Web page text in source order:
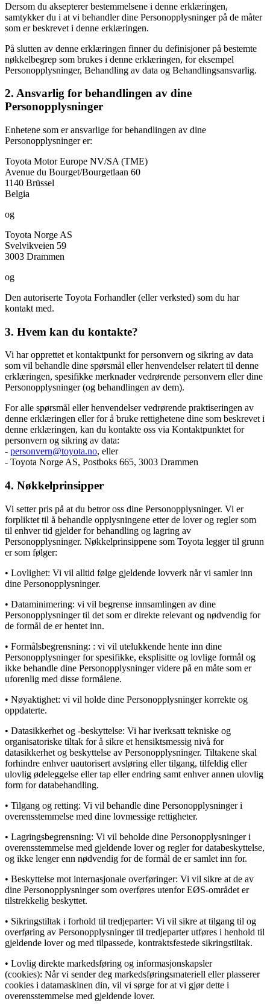
Dersom du aksepterer bestemmelsene i denne erklæringen,
samtykker du i at vi behandler dine Personopplysninger på de måter
som er beskrevet i denne erklæringen.
På slutten av denne erklæringen finner du definisjoner på bestemte
nøkkelbegrep som brukes i denne erklæringen, for eksempel
Personopplysninger, Behandling av data og Behandlingsansvarlig.
2. Ansvarlig for behandlingen av dine
Personopplysninger
Enhetene som er ansvarlige for behandlingen av dine
Personopplysninger er:
Toyota Motor Europe NV/SA (TME)
Avenue du Bourget/Bourgetlaan 60
1140 Brüssel
Belgia
og
Toyota Norge AS
Svelvikveien 59
3003 Drammen
og
Den autoriserte Toyota Forhandler (eller verksted) som du har
kontakt med.
3. Hvem kan du kontakte?
Vi har opprettet et kontaktpunkt for personvern og sikring av data
som vil behandle dine spørsmål eller henvendelser relatert til denne
erklæringen, spesifikke merknader vedrørende personvern eller dine
Personopplysninger (og behandlingen av dem).
For alle spørsmål eller henvendelser vedrørende praktiseringen av
denne erklæringen eller for å bruke rettighetene dine som beskrevet i
denne erklæringen, kan du kontakte oss via Kontaktpunktet for
personvern og sikring av data:
- personvern@toyota.no, eller
- Toyota Norge AS, Postboks 665, 3003 Drammen
4. Nøkkelprinsipper
Vi setter pris på at du betror oss dine Personopplysninger. Vi er
forpliktet til å behandle opplysningene etter de lover og regler som
til enhver tid gjelder for behandling og lagring av
Personopplysninger. Nøkkelprinsippene som Toyota legger til grunn
er som følger:
• Lovlighet: Vi vil alltid følge gjeldende lovverk når vi samler inn
dine Personopplysninger.
• Dataminimering: vi vil begrense innsamlingen av dine
Personopplysninger til det som er direkte relevant og nødvendig for
de formål de er hentet inn.
• Formålsbegrensning: : vi vil utelukkende hente inn dine
Personopplysninger for spesifikke, eksplisitte og lovlige formål og
ikke behandle dine Personopplysninger videre på en måte som er
uforenlig med disse formålene.
• Nøyaktighet: vi vil holde dine Personopplysninger korrekte og
oppdaterte.
• Datasikkerhet og -beskyttelse: Vi har iverksatt tekniske og
organisatoriske tiltak for å sikre et hensiktsmessig nivå for
datasikkerhet og beskyttelse av Personopplysninger. Tiltakene skal
forhindre enhver uautorisert avsløring eller tilgang, tilfeldig eller
ulovlig ødeleggelse eller tap eller endring samt enhver annen ulovlig
form for databehandling.
• Tilgang og retting: Vi vil behandle dine Personopplysninger i
overensstemmelse med dine lovmessige rettigheter.
• Lagringsbegrensning: Vi vil beholde dine Personopplysninger i
overensstemmelse med gjeldende lover og regler for databeskyttelse,
og ikke lenger enn nødvendig for de formål de er samlet inn for.
• Beskyttelse mot internasjonale overføringer: Vi vil sikre at de av
dine Personopplysninger som overføres utenfor EØS-området er
tilstrekkelig beskyttet.
• Sikringstiltak i forhold til tredjeparter: Vi vil sikre at tilgang til og
overføring av Personopplysninger til tredjeparter utføres i henhold til
gjeldende lover og med tilpassede, kontraktsfestede sikringstiltak.
• Lovlig direkte markedsføring og informasjonskapsler
(cookies): Når vi sender deg markedsføringsmateriell eller plasserer
cookies i datamaskinen din, vil vi sørge for at vi gjør dette i
overensstemmelse med gjeldende lover.